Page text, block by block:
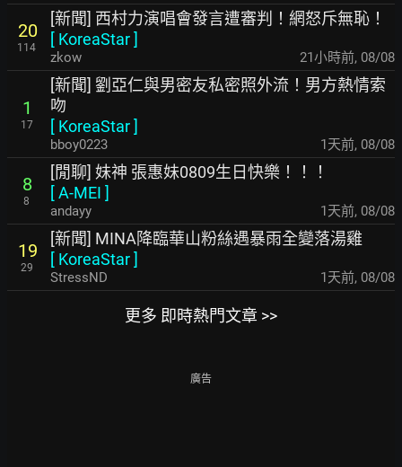
20
114
[新聞] 西村力演唱會發言遭審判！網怒斥無恥！
[ KoreaStar]
zkow 21小時前, 08/08
1
17
[新聞] 劉亞仁與男密友私密照外流！男方熱情索
吻
[ KoreaStar]
bboy0223 1天前, 08/08
8
8
[閒聊] 妹神 張惠妹0809生日快樂！！！
[A-MEI ]
andayy 1天前, 08/08
19
29
[新聞] MINA降臨華山粉絲遇暴雨全變落湯雞
[ KoreaStar]
StressND 1天前, 08/08
更多 即時熱門文章 >>
廣告